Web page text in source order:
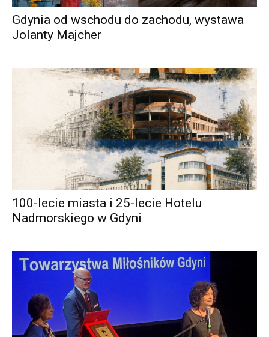
Gdynia od wschodu do zachodu, wystawa
Jolanty Majcher
100-lecie miasta i 25-lecie Hotelu
Nadmorskiego w Gdyni